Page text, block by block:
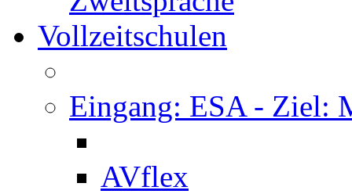
Vollzeitschulen
Eingang: ESA - Ziel:
AVflex